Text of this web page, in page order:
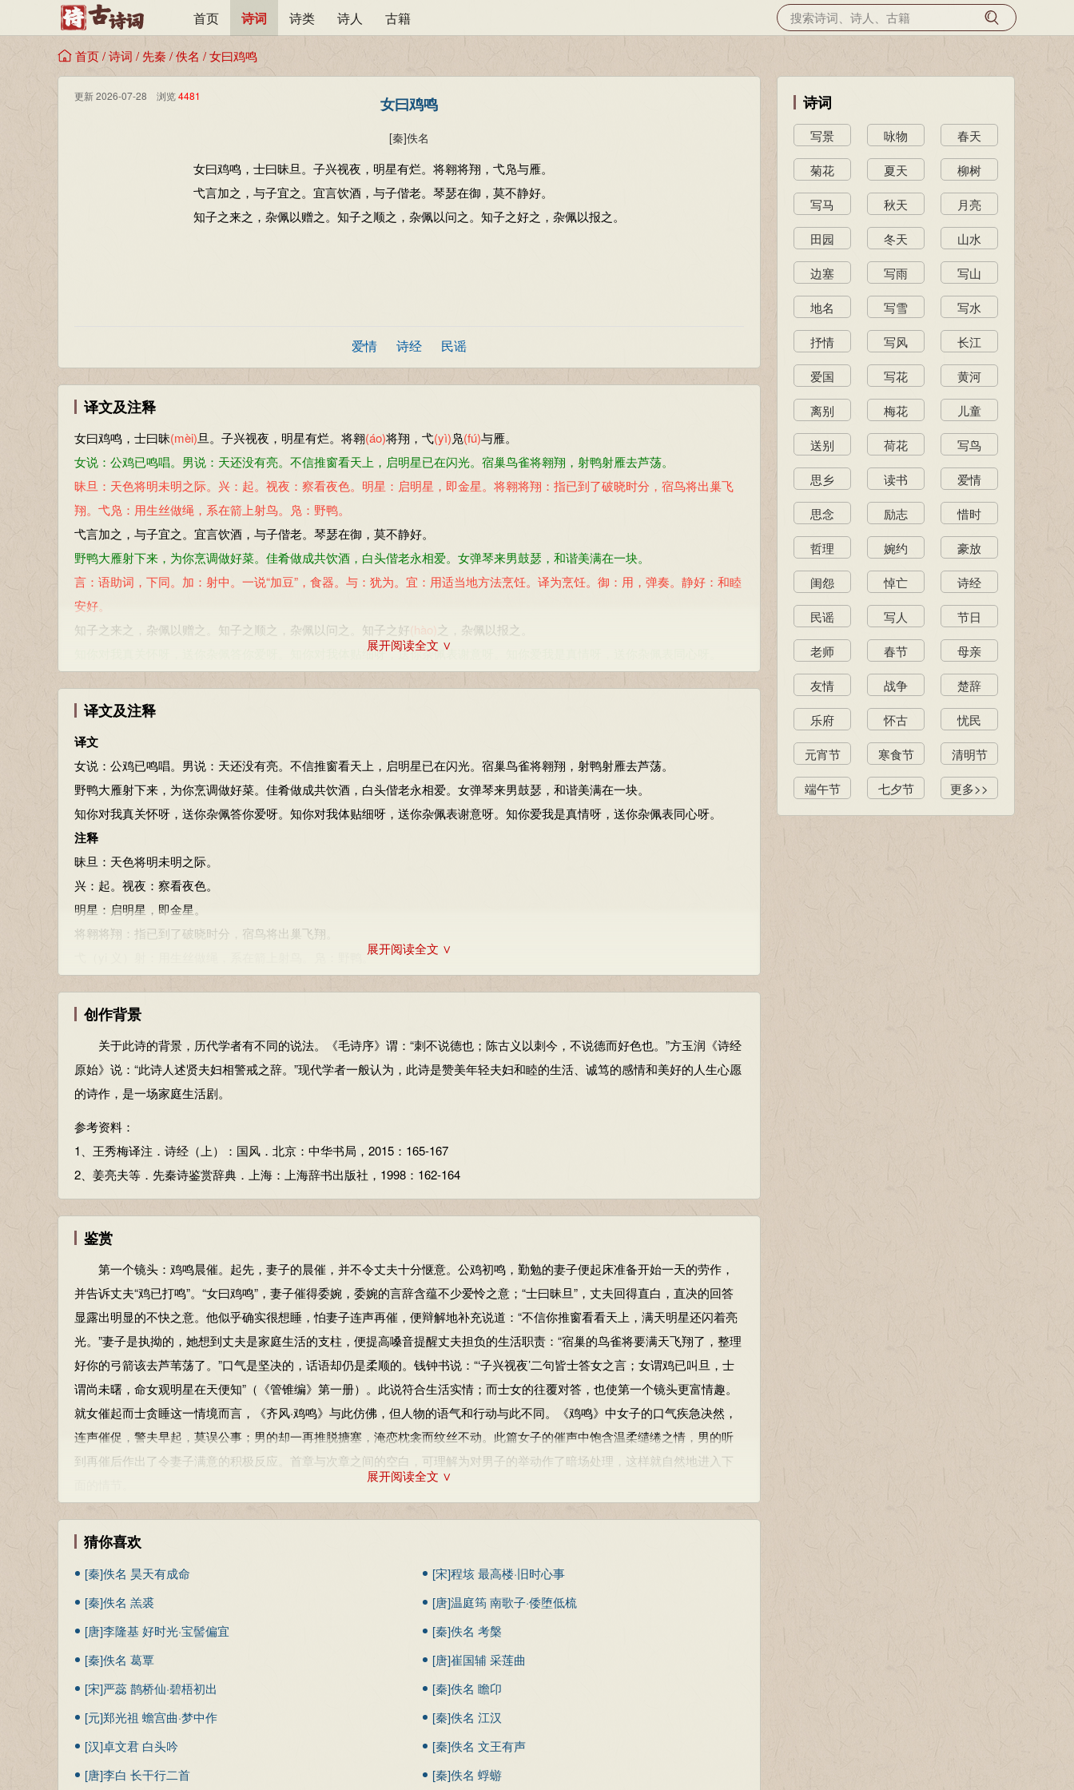
首页 诗词 诗类 诗人 古籍
首页/诗词 / 先秦 /佚名 /女曰鸡鸣
更新 2026-07-28 浏览4481 女曰鸡鸣
[秦]佚名
女曰鸡鸣，士曰昧旦。子兴视夜，明星有烂。将翱将翔，弋凫与雁。
弋言加之，与子宜之。宜言饮酒，与子偕老。琴瑟在御，莫不静好。
知子之来之，杂佩以赠之。知子之顺之，杂佩以问之。知子之好之，杂佩以报之。
爱情 诗经 民谣
译文及注释
女曰鸡鸣，士曰昧(mèi)旦。子兴视夜，明星有烂。将翱(áo)将翔，弋(yì)凫(fú)与雁。
女说：公鸡已鸣唱。男说：天还没有亮。不信推窗看天上，启明星已在闪光。宿巢鸟雀将翱翔，射鸭射雁去芦荡。
昧旦：天色将明未明之际。兴：起。视夜：察看夜色。明星：启明星，即金星。将翱将翔：指已到了破晓时分，宿鸟将出巢飞
翔。弋凫：用生丝做绳，系在箭上射鸟。凫：野鸭。
弋言加之，与子宜之。宜言饮酒，与子偕老。琴瑟在御，莫不静好。
野鸭大雁射下来，为你烹调做好菜。佳肴做成共饮酒，白头偕老永相爱。女弹琴来男鼓瑟，和谐美满在一块。
言：语助词，下同。加：射中。一说“加豆”，食器。与：犹为。宜：用适当地方法烹饪。译为烹饪。御：用，弹奏。静好：和睦
安好。
知子之来之，杂佩以赠之。知子之顺之，杂佩以问之。知子之好 (hào)之，杂佩以报之。
知你对我真关怀呀，送你杂佩答你爱呀。知你对我体贴细呀，送你杂佩表谢意呀。知你爱我是真情呀，送你杂佩表同心呀。
来：借为“赉”，慰劳。杂佩：古人佩饰，上系珠、玉等，质料和形状不一，故称杂佩。顺：柔顺。问：慰问，问候。好：爱恋。
参考资料：
1、《先秦诗鉴赏辞典》.上海辞书出版社，1998年12月版，第162-163页
展开阅读全文 ∨
译文及注释
译文
女说：公鸡已鸣唱。男说：天还没有亮。不信推窗看天上，启明星已在闪光。宿巢鸟雀将翱翔，射鸭射雁去芦荡。
野鸭大雁射下来，为你烹调做好菜。佳肴做成共饮酒，白头偕老永相爱。女弹琴来男鼓瑟，和谐美满在一块。
知你对我真关怀呀，送你杂佩答你爱呀。知你对我体贴细呀，送你杂佩表谢意呀。知你爱我是真情呀，送你杂佩表同心呀。
注释
昧旦：天色将明未明之际。
兴：起。视夜：察看夜色。
明星：启明星，即金星。
将翱将翔：指已到了破晓时分，宿鸟将出巢飞翔。
弋（yi 义）射：用生丝做绳，系在箭上射鸟。凫：野鸭。
与：犹为。宜：用适当地方法烹饪。译为烹饪
静好：和睦安好。
来：借为“赉”，慰劳。
杂佩：古人佩饰，上系珠、玉等，质料和形状不一，故称杂佩。
顺：柔顺。
问：慰问，问候。
好（hào耗）：爱恋。
1、《先秦诗鉴赏辞典》.上海辞书出版社，1998年12月版，第162-163页
展开阅读全文 ∨
创作背景
关于此诗的背景，历代学者有不同的说法。《毛诗序》谓：“刺不说德也；陈古义以刺今，不说德而好色也。”方玉润《诗经
原始》说：“此诗人述贤夫妇相警戒之辞。”现代学者一般认为，此诗是赞美年轻夫妇和睦的生活、诚笃的感情和美好的人生心愿
的诗作，是一场家庭生活剧。
参考资料：
1、王秀梅译注．诗经（上）：国风．北京：中华书局，2015：165-167
2、姜亮夫等．先秦诗鉴赏辞典．上海：上海辞书出版社，1998：162-164
鉴赏
第一个镜头：鸡鸣晨催。起先，妻子的晨催，并不令丈夫十分惬意。公鸡初鸣，勤勉的妻子便起床准备开始一天的劳作，
并告诉丈夫“鸡已打鸣”。“女曰鸡鸣”，妻子催得委婉，委婉的言辞含蕴不少爱怜之意；“士曰昧旦”，丈夫回得直白，直决的回答
显露出明显的不快之意。他似乎确实很想睡，怕妻子连声再催，便辩解地补充说道：“不信你推窗看看天上，满天明星还闪着亮
光。”妻子是执拗的，她想到丈夫是家庭生活的支柱，便提高嗓音提醒丈夫担负的生活职责：“宿巢的鸟雀将要满天飞翔了，整理
好你的弓箭该去芦苇荡了。”口气是坚决的，话语却仍是柔顺的。钱钟书说：“‘子兴视夜’二句皆士答女之言；女谓鸡已叫旦，士
谓尚未曙，命女观明星在天便知”（《管锥编》第一册）。此说符合生活实情；而士女的往覆对答，也使第一个镜头更富情趣。
就女催起而士贪睡这一情境而言，《齐风·鸡鸣》与此仿佛，但人物的语气和行动与此不同。《鸡鸣》中女子的口气疾急决然，
连声催促，警夫早起，莫误公事；男的却一再推脱搪塞，淹恋枕衾而纹丝不动。此篇女子的催声中饱含温柔缱绻之情，男的听
到再催后作出了令妻子满意的积极反应。首章与次章之间的空白，可理解为对男子的举动作了暗场处理，这样就自然地进入下
了愧疚，便半是致歉半是慰解，面对丈夫发出了一连串的祈愿：一愿丈夫打猎箭箭能射中野鸭大雁；二愿日常生活天天能有美
感。因此，下面紧接着出现一个激情热烈的赠佩表爱的场面，就在情理之中而不得不然的了。其实，诗人唱到这个琴瑟和谐的
场面也为之激动，他情不自禁地在旁边感叹道：“琴瑟在御，莫不静好。”恰似女的弹琴，男的鼓瑟，夫妇和美谐调，生活多么美
好。诗歌具有跳跃性，此篇的章节和诗句间的跳跃性更大。因而也给接受者留下了更为广宽的想像再创造的空间。关于这两
句，张尔歧《蒿菴闲话》说：“此诗人凝想点缀之词，若作女子口中语，觉少味，盖诗人一面叙述，一面点缀，大类后世弦索曲
第三个镜头：男子赠佩。投之以木瓜，报之以琼琚。丈夫这一赠佩表爱的热烈举动，既出于诗人的艺术想像，也是诗歌情
境的逻辑必然。深深感到妻子对自己的“来之”、“顺之”与“好之”，便解下杂佩“赠之”、“问之”与“报之”。一唱之不足而三叹之，易
词申意而长言之。在急管繁弦之中洋溢着恩酣爱畅之情。至此，这幕情意融融的生活小剧也达到了艺术的高潮。末章六句构成
三组叠句，每组叠句易词而申意，把这位猎手对妻子粗犷热烈的感情表现得淋漓酣畅。
展开阅读全文 ∨
猜你喜欢
[秦]佚名 昊天有成命
[宋]程垓 最高楼·旧时心事
[秦]佚名 羔裘
[唐]温庭筠 南歌子·倭堕低梳
髻
[唐]李隆基 好时光·宝髻偏宜
宫样
[秦]佚名 考槃
[秦]佚名 葛覃
[唐]崔国辅 采莲曲
[宋]严蕊 鹊桥仙·碧梧初出
[秦]佚名 瞻卬
[元]郑光祖 蟾宫曲·梦中作
[秦]佚名 江汉
[汉]卓文君 白头吟
[秦]佚名 文王有声
[唐]李白 长干行二首
[秦]佚名 蜉蝣
诗词
写景 咏物 春天
菊花 夏天 柳树
写马 秋天 月亮
田园 冬天 山水
边塞 写雨 写山
地名 写雪 写水
抒情 写风 长江
爱国 写花 黄河
离别 梅花 儿童
送别 荷花 写鸟
思乡 读书 爱情
思念 励志 惜时
哲理 婉约 豪放
闺怨 悼亡 诗经
民谣 写人 节日
老师 春节 母亲
友情 战争 楚辞
乐府 怀古 忧民
元宵节 寒食节 清明节
端午节 七夕节 更多>>